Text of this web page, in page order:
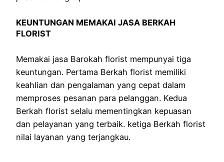
KEUNTUNGAN MEMAKAI JASA BERKAH
FLORIST
Memakai jasa Barokah florist mempunyai tiga
keuntungan. Pertama Berkah florist memiliki
keahlian dan pengalaman yang cepat dalam
memproses pesanan para pelanggan. Kedua
Berkah florist selalu mementingkan kepuasan
dan pelayanan yang terbaik. ketiga Berkah florist
nilai layanan yang terjangkau.